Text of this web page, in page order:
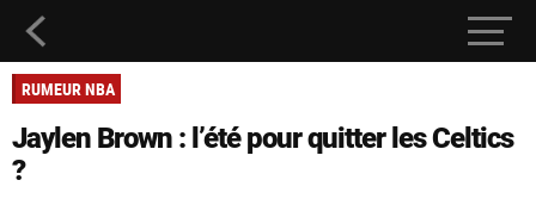
RUMEUR NBA
Jaylen Brown : l’été pour quitter les Celtics
?